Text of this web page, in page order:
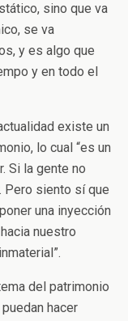
sino que va
se va
y es algo que
y en todo el
existe un
lo cual “es un
Si la gente no
Pero siento sí que
una inyección
nuestro
del patrimonio
hacer